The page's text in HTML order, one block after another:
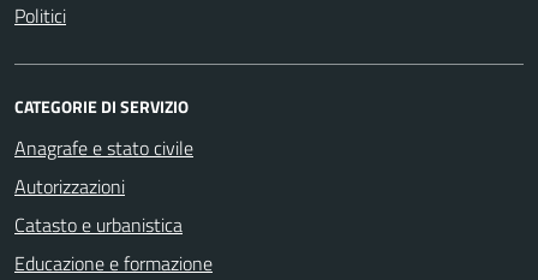
Politici
CATEGORIE DI SERVIZIO
Anagrafe e stato civile
Autorizzazioni
Catasto e urbanistica
Educazione e formazione